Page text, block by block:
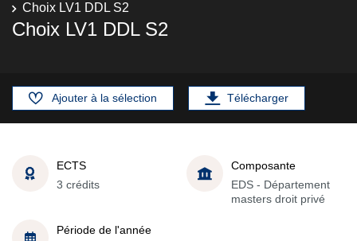
Choix LV1 DDL S2
Choix LV1 DDL S2
Ajouter à la sélection Télécharger
ECTS
3 crédits
Composante
EDS - Département
masters droit privé
Période de l'année